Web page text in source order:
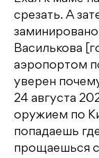
срезать. А
Василькова
аэропортом
уверен
24 августа
оружием по
попадаешь
прощаешься